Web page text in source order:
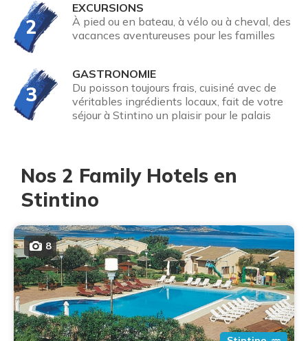
2
EXCURSIONS
À pied ou en bateau, à vélo ou à cheval, des
vacances aventureuses pour les familles
3
GASTRONOMIE
Du poisson toujours frais, cuisiné avec de
véritables ingrédients locaux, fait de votre
séjour à Stintino un plaisir pour le palais
Nos 2 Family Hotels en
Stintino
8